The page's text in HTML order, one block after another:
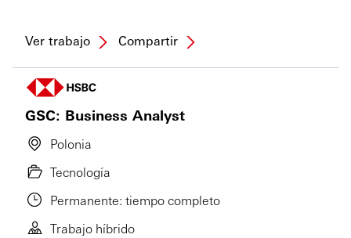
Ver trabajo Compartir
GSC: Business Analyst
Polonia
Tecnología
Permanente: tiempo completo
Trabajo híbrido